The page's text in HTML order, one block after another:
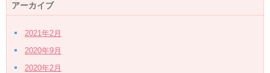
アーカイブ
2021年2月
2020年9月
2020年2月